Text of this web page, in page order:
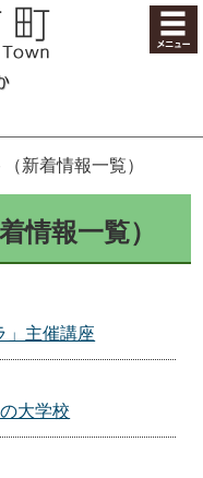
ンプ
新着情報一覧）
情報一覧）
」主催講座
大学校